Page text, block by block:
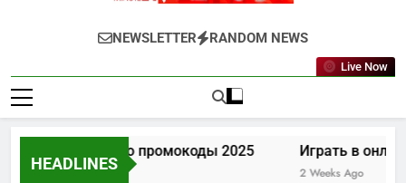
Newsminute24
Get All Updated Telugu News
NEWSLETTER RANDOM NEWS
Live Now
HEADLINES
Лев казино промокоды 2025
7 Days Ago
Играть в
2 Weeks Ago